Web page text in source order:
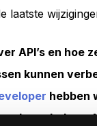
laatste
API’s en hoe
kunnen
hebben
geholpen.